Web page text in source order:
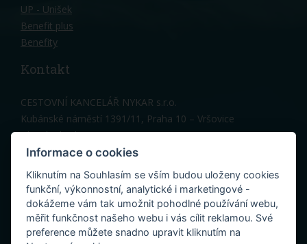
UP - Unišek
Benefit plus
Benefity
Kontakt
CESTOVNÍ KANCELÁŘ NYKAR s.r.o.
Kubánské náměstí 1391/11, Praha 10 – Vršovice
Hlavní vchod, 3 patro
Telefon: 603 150 317
Kancelář Praha:
nykar@nykar.cz
Penzion Cres (Melinka):
cres@nykar.cz
Informace o cookies
Kliknutím na Souhlasím se vším budou uloženy cookies
funkční, výkonnostní, analytické i marketingové -
dokážeme vám tak umožnit pohodlné používání webu,
měřit funkčnost našeho webu i vás cílit reklamou. Své
preference můžete snadno upravit kliknutím na